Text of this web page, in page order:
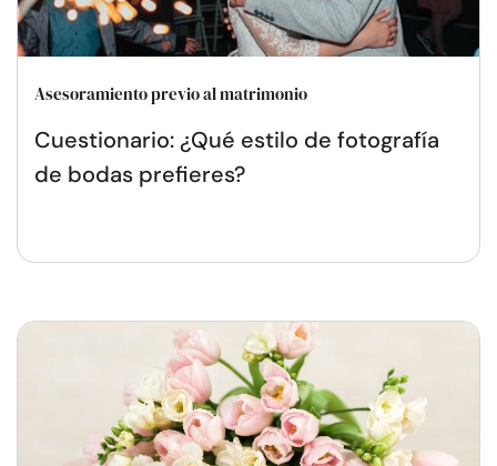
Asesoramiento previo al matrimonio
Cuestionario: ¿Qué estilo de fotografía
de bodas prefieres?